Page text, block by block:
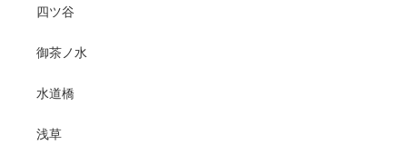
四ツ谷
御茶ノ水
水道橋
浅草